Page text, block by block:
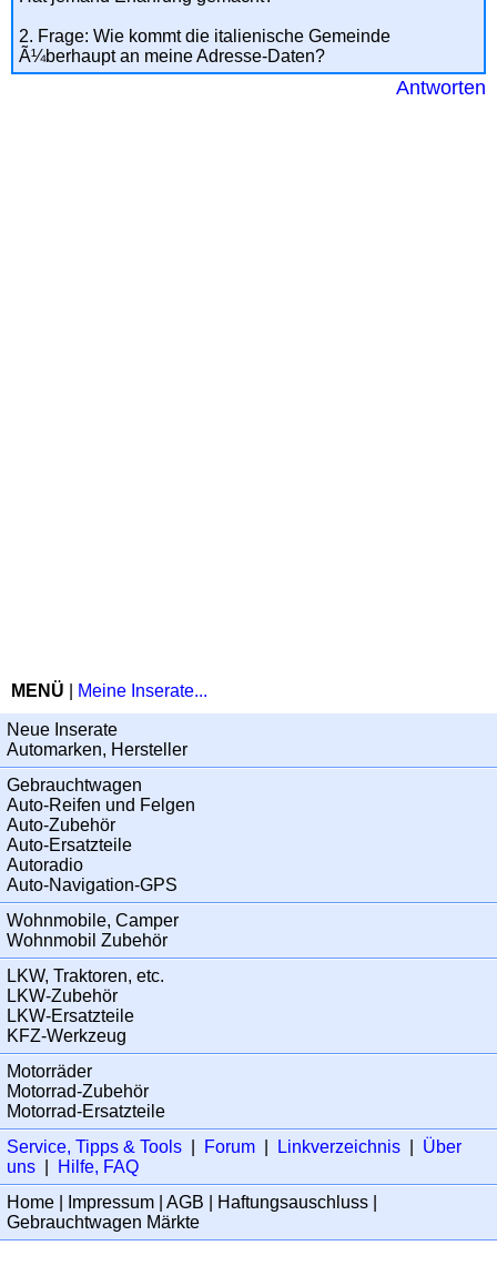
2. Frage: Wie kommt die italienische Gemeinde
Ã¼berhaupt an meine Adresse-Daten?
Antworten
MENÜ Meine Inserate...
Neue Inserate
Automarken, Hersteller
Gebrauchtwagen
Auto-Reifen und Felgen
Auto-Zubehör
Auto-Ersatzteile
Autoradio
Auto-Navigation-GPS
Wohnmobile, Camper
Wohnmobil Zubehör
LKW, Traktoren, etc.
LKW-Zubehör
LKW-Ersatzteile
KFZ-Werkzeug
Motorräder
Motorrad-Zubehör
Motorrad-Ersatzteile
Service, Tipps & Tools
Forum Linkverzeichnis
Über
uns
Hilfe, FAQ
Home
Impressum AGB Haftungsauschluss
Gebrauchtwagen Märkte